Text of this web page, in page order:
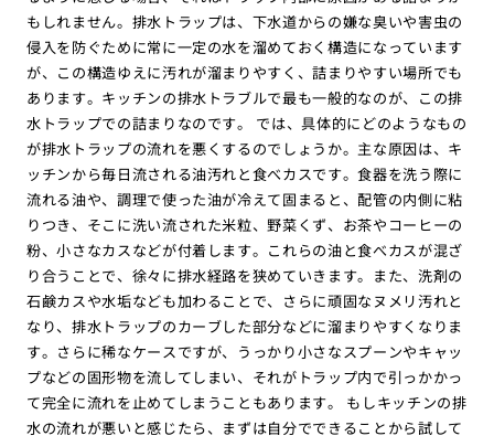
もしれません。排水トラップは、下水道からの嫌な臭いや害虫の
侵入を防ぐために常に一定の水を溜めておく構造になっています
が、この構造ゆえに汚れが溜まりやすく、詰まりやすい場所でも
あります。キッチンの排水トラブルで最も一般的なのが、この排
水トラップでの詰まりなのです。 では、具体的にどのようなもの
が排水トラップの流れを悪くするのでしょうか。主な原因は、キ
ッチンから毎日流される油汚れと食べカスです。食器を洗う際に
流れる油や、調理で使った油が冷えて固まると、配管の内側に粘
りつき、そこに洗い流された米粒、野菜くず、お茶やコーヒーの
粉、小さなカスなどが付着します。これらの油と食べカスが混ざ
り合うことで、徐々に排水経路を狭めていきます。また、洗剤の
石鹸カスや水垢なども加わることで、さらに頑固なヌメリ汚れと
なり、排水トラップのカーブした部分などに溜まりやすくなりま
す。さらに稀なケースですが、うっかり小さなスプーンやキャッ
プなどの固形物を流してしまい、それがトラップ内で引っかかっ
て完全に流れを止めてしまうこともあります。 もしキッチンの排
水の流れが悪いと感じたら、まずは自分でできることから試して